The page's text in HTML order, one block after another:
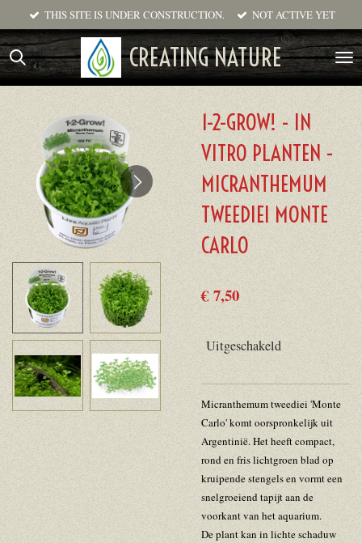
direct
naar
de
CREATING NATURE
THIS SITE IS UNDER CONSTRUCTION. NOT ACTIVE YET
1-2-GROW! - IN
VITRO PLANTEN -
MICRANTHEMUM
TWEEDIEI MONTE
CARLO
€ 7,50
Uitgeschakeld
Micranthemum tweediei 'Monte
Carlo' komt oorspronkelijk uit
Argentinië. Het heeft compact,
rond en fris lichtgroen blad op
kruipende stengels en vormt een
snelgroeiend tapijt aan de
voorkant van het aquarium.
De plant kan in lichte schaduw